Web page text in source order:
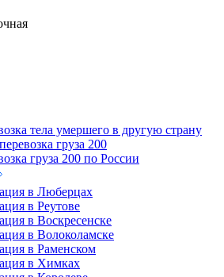
тела умершего в другую страну
груза 200
груза 200 по России
в Люберцах
в Реутове
в Воскресенске
в Волоколамске
в Раменском
в Химках